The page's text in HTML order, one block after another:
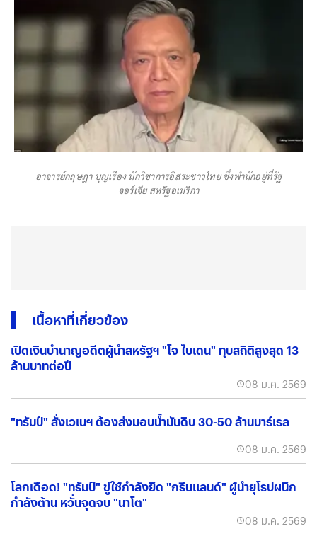
อาจารย์กฤษฎา บุญเรือง นักวิชาการอิสระชาวไทย ซึ่งพำนักอยู่ที่รัฐ
จอร์เจีย สหรัฐอเมริกา
เนื้อหาที่เกี่ยวข้อง
เปิดเงินบำนาญอดีตผู้นำสหรัฐฯ "โจ ไบเดน" ทุบสถิติสูงสุด 13
ล้านบาทต่อปี
08 ม.ค. 2569
"ทรัมป์" สั่งเวเนฯ ต้องส่งมอบน้ำมันดิบ 30-50 ล้านบาร์เรล
08 ม.ค. 2569
โลกเดือด! "ทรัมป์" ขู่ใช้กำลังยึด "กรีนแลนด์" ผู้นำยุโรปผนึก
กำลังต้าน หวั่นจุดจบ "นาโต"
08 ม.ค. 2569